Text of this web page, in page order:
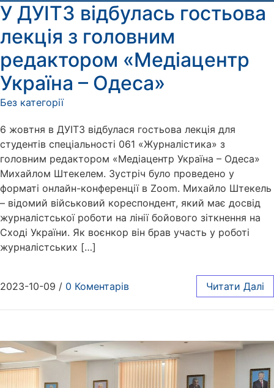
У ДУІТЗ відбулась гостьова
лекція з головним
редактором «Медіацентр
Україна – Одеса»
Без категорії
6 жовтня в ДУІТЗ відбулася гостьова лекція для
студентів спеціальності 061 «Журналістика» з
головним редактором «Медіацентр Україна – Одеса»
Михайлом Штекелем. Зустріч було проведено у
форматі онлайн-конференції в Zoom. Михайло Штекель
– відомий військовий кореспондент, який має досвід
журналістської роботи на лінії бойового зіткнення на
Сході України. Як воєнкор він брав участь у роботі
журналістських […]
2023-10-09 / 0 Коментарів Читати Далі